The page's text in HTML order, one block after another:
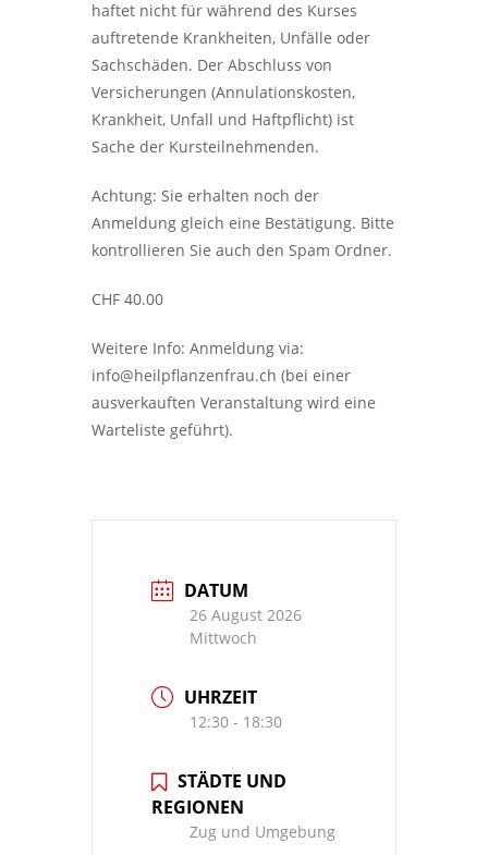
haftet nicht für während des Kurses
auftretende Krankheiten, Unfälle oder
Sachschäden. Der Abschluss von
Versicherungen (Annulationskosten,
Krankheit, Unfall und Haftpflicht) ist
Sache der Kursteilnehmenden.
Achtung: Sie erhalten noch der
Anmeldung gleich eine Bestätigung. Bitte
kontrollieren Sie auch den Spam Ordner.
CHF 40.00
Weitere Info: Anmeldung via:
info@heilpflanzenfrau.ch (bei einer
ausverkauften Veranstaltung wird eine
Warteliste geführt).
DATUM
26 August 2026
Mittwoch
UHRZEIT
12:30 - 18:30
STÄDTE UND
REGIONEN
Zug und Umgebung